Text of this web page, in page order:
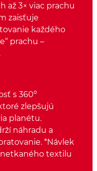
až 3× viac prachu
zaisťuje
každého
prachu –
s 360º
zlepšujú
planétu.
náhradu a
*Návlek
textilu